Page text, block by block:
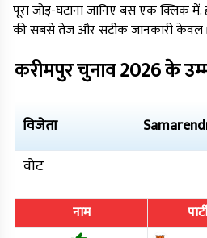
पूरा जोड़-घटाना जानिए बस एक क्लिक में.
की सबसे तेज और सटीक जानकारी केवल
करीमपुरचुनाव2026के
विजेता
वोट
नाम पार्टी